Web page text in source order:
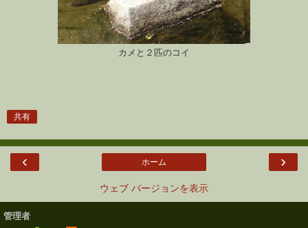
カメと２匹のコイ
共有
‹ ›
ホーム
ウェブ バージョンを表示
管理者